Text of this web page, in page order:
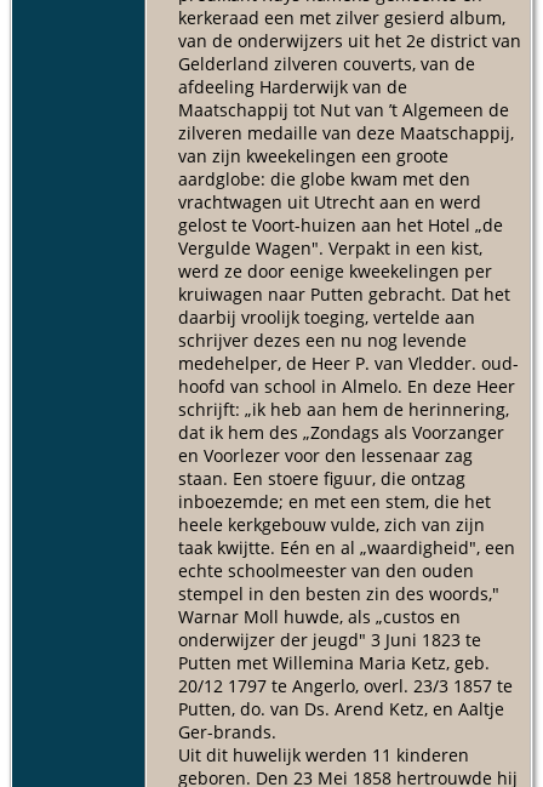
kerkeraad een met zilver gesierd album,
van de onderwijzers uit het 2e district van
Gelderland zilveren couverts, van de
afdeeling Harderwijk van de
Maatschappij tot Nut van ’t Algemeen de
zilveren medaille van deze Maatschappij,
van zijn kweekelingen een groote
aardglobe: die globe kwam met den
vrachtwagen uit Utrecht aan en werd
gelost te Voort-huizen aan het Hotel „de
Vergulde Wagen". Verpakt in een kist,
werd ze door eenige kweekelingen per
kruiwagen naar Putten gebracht. Dat het
daarbij vroolijk toeging, vertelde aan
schrijver dezes een nu nog levende
medehelper, de Heer P. van Vledder. oud-
hoofd van school in Almelo. En deze Heer
schrijft: „ik heb aan hem de herinnering,
dat ik hem des „Zondags als Voorzanger
en Voorlezer voor den lessenaar zag
staan. Een stoere figuur, die ontzag
inboezemde; en met een stem, die het
heele kerkgebouw vulde, zich van zijn
taak kwijtte. Eén en al „waardigheid", een
echte schoolmeester van den ouden
stempel in den besten zin des woords,"
Warnar Moll huwde, als „custos en
onderwijzer der jeugd" 3 Juni 1823 te
Putten met Willemina Maria Ketz, geb.
20/12 1797 te Angerlo, overl. 23/3 1857 te
Putten, do. van Ds. Arend Ketz, en Aaltje
Ger-brands.
Uit dit huwelijk werden 11 kinderen
geboren. Den 23 Mei 1858 hertrouwde hij